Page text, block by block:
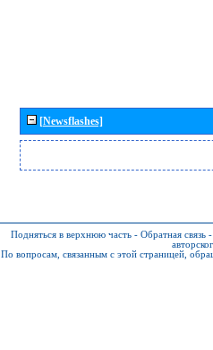
[Newsflashes]
Подняться в верхнюю часть - Обратная связь -
По вопросам, связанным с этой страницей,